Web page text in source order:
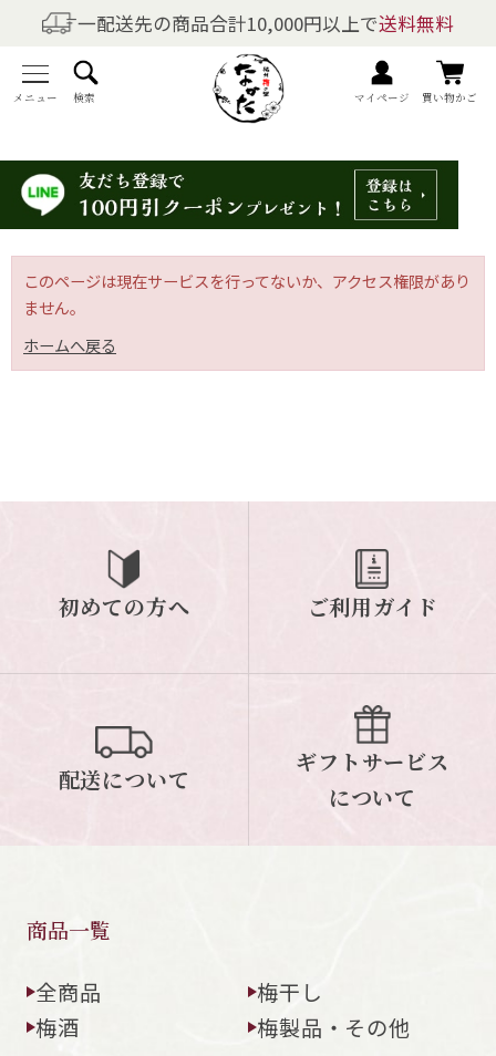
一配送先の商品合計10,000円以上で送料無料
メニュー 検索 マイページ 買い物かご
商品を探す
全商品一覧
梅干しの商品一覧
梅酒の商品一覧
梅製品・その他の商品一覧
メニュー
初めての方へ ご利用ガイド
配送について ギフトサービス
お問い合わせ
0120-12-2486
休業日：日曜・祝日／土曜は不定休
このページは現在サービスを行ってないか、アクセス権限があり
ません。
ホームへ戻る
初めての方へ ご利用ガイド
配送について
ギフトサービス
について
商品一覧
全商品
梅干し
梅酒
梅製品・その他